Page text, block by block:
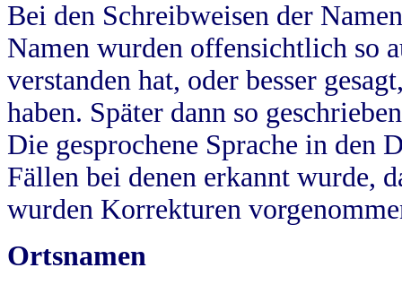
Bei den Schreibweisen der
Namen wurden offensichtlich so
verstanden hat, oder besser
haben. Später dann so
Die gesprochene Sprache in
Fällen bei denen erkannt wurde,
wurden Korrekturen
Ortsnamen